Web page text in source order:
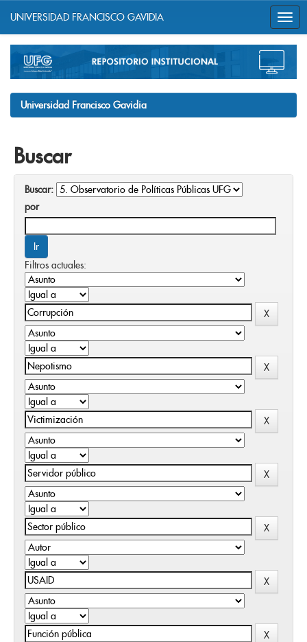
navigation
UNIVERSIDAD FRANCISCO GAVIDIA
Universidad Francisco Gavidia
Buscar
Buscar:
por
Filtros actuales: